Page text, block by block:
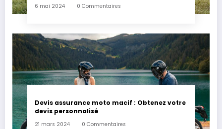
6 mai 2024 0 Commentaires
Devis assurance moto macif : Obtenez votre
devis personnalisé
21 mars 2024 0 Commentaires